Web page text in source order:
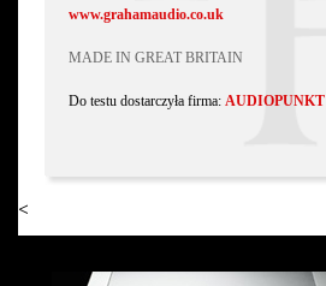
www.grahamaudio.co.uk
MADE IN GREAT BRITAIN
Do testu dostarczyła firma: AUDIOPUNKT
<